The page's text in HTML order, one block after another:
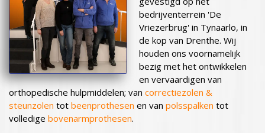
bedrijventerrein 'De
Vriezerbrug' in Tynaarlo, in
de kop van Drenthe. Wij
houden ons voornamelijk
bezig met het ontwikkelen
en vervaardigen van
orthopedische hulpmiddelen; van correctiezolen &
steunzolen tot beenprothesen en van polsspalken tot
volledige bovenarmprothesen.